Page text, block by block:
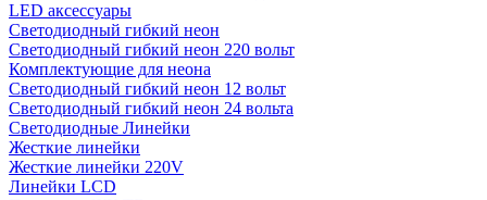
LED аксессуары
Светодиодный гибкий неон
Светодиодный гибкий неон 220 вольт
Комплектующие для неона
Светодиодный гибкий неон 12 вольт
Светодиодный гибкий неон 24 вольта
Светодиодные Линейки
Жесткие линейки
Жесткие линейки 220V
Линейки LCD